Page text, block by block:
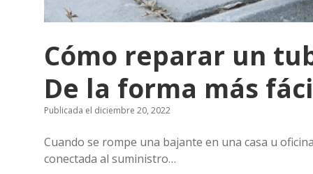
Cómo reparar un
De la forma más
Publicada el diciembre 20, 2022
Cuando se rompe una bajante en una casa u
conectada al suministro…